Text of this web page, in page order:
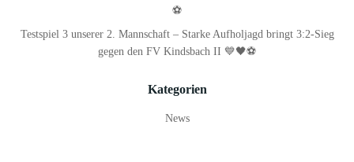
⚽
Testspiel 3 unserer 2. Mannschaft – Starke Aufholjagd bringt 3:2-Sieg
gegen den FV Kindsbach II 💙🖤⚽
Kategorien
News